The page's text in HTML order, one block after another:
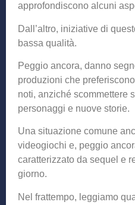
approfondiscono alcuni
Dall’altro, iniziative di
bassa qualità.
Peggio ancora, danno
produzioni che
noti, anziché scommettere
personaggi e nuove storie.
Una situazione comune
videogiochi e, peggio
caratterizzato da sequel e
giorno.
Nel frattempo, leggiamo